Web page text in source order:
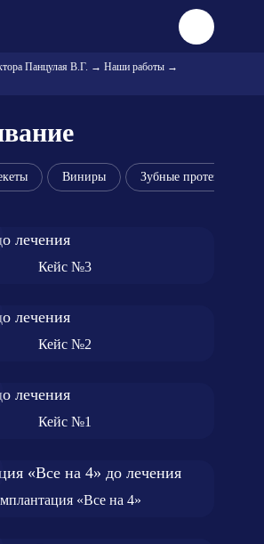
Панцулая В.Г. → Наши работы →
Виниры Зубные протезы
Кейс №3
Кейс №2
Кейс №1
«Все на 4»